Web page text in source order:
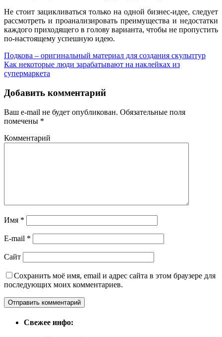
Не стоит зацикливаться только на одной бизнес-идее, следует
рассмотреть и проанализировать преимущества и недостатки
каждого приходящего в голову варианта, чтобы не пропустить
по-настоящему успешную идею.
Подкова – оригинальный материал для создания скульптур
Как некоторые люди зарабатывают на наклейках из
супермаркета
Добавить комментарий
Ваш e-mail не будет опубликован. Обязательные поля
помечены *
Комментарий
Имя *
E-mail *
Сайт
Сохранить моё имя, email и адрес сайта в этом браузере для
последующих моих комментариев.
Свежее инфо: